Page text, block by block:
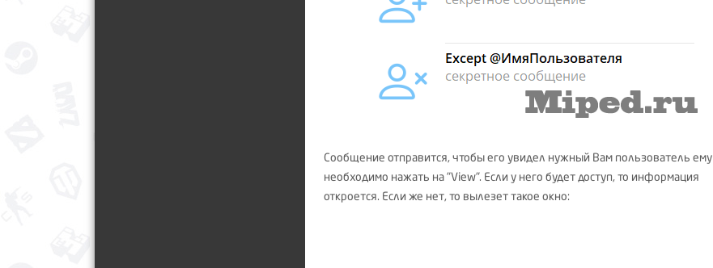
Сообщение отправится, чтобы его увидел нужный Вам пользователь ему
необходимо нажать на "View". Если у него будет доступ, то информация
откроется. Если же нет, то вылезет такое окно: